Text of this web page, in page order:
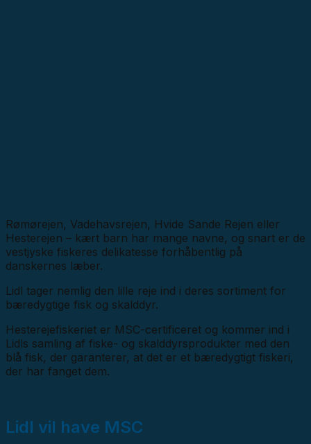
Rømørejen, Vadehavsrejen, Hvide Sande Rejen eller
Hesterejen – kært barn har mange navne, og snart er de
vestjyske fiskeres delikatesse forhåbentlig på
danskernes læber.
Lidl tager nemlig den lille reje ind i deres sortiment for
bæredygtige fisk og skalddyr.
Hesterejefiskeriet er MSC-certificeret og kommer ind i
Lidls samling af fiske- og skalddyrsprodukter med den
blå fisk, der garanterer, at det er et bæredygtigt fiskeri,
der har fanget dem.
Lidl vil have MSC